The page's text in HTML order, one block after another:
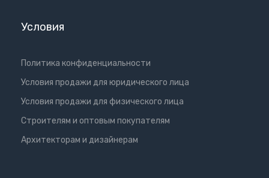
Условия
Политика конфиденциальности
Условия продажи для юридического лица
Условия продажи для физического лица
Cтроителям и оптовым покупателям
Aрхитекторам и дизайнерам